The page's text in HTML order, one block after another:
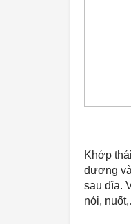
Khớp
dương
sau đĩa.
nói,